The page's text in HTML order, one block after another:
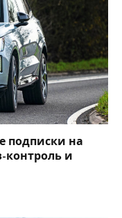
подписки на
контроль и